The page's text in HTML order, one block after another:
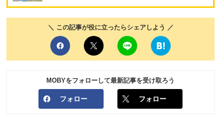
＼ この記事が役に立ったらシェアしよう ／
MOBYをフォローして最新記事を受け取ろう
フォロー フォロー